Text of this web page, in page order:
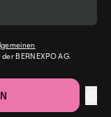
der BERNEXPO AG.